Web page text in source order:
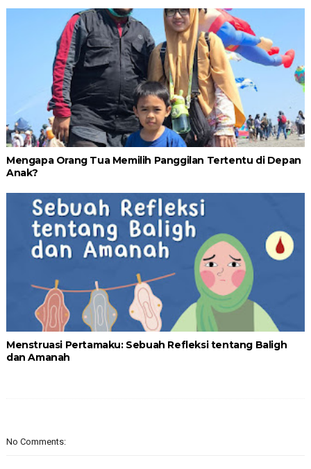
Mengapa Orang Tua Memilih Panggilan Tertentu di Depan
Anak?
Menstruasi Pertamaku: Sebuah Refleksi tentang Baligh
dan Amanah
No Comments: